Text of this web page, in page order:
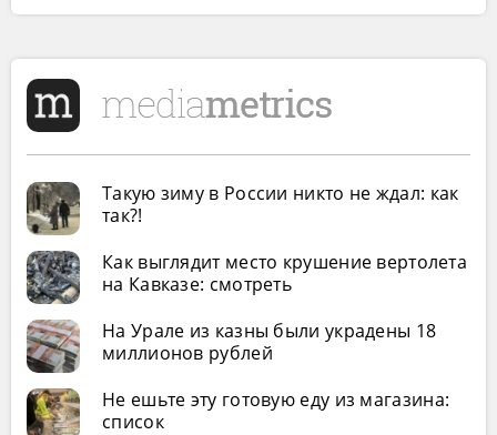
Такую зиму в России никто не ждал: как
так?!
Как выглядит место крушение вертолета
на Кавказе: смотреть
На Урале из казны были украдены 18
миллионов рублей
Не ешьте эту готовую еду из магазина:
список